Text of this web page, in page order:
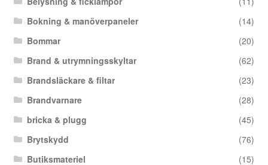
Bokning & manöverpaneler
(14)
Bommar
(20)
Brand & utrymningsskyltar
(62)
Brandsläckare & filtar
(23)
Brandvarnare
(28)
bricka & plugg
(45)
Brytskydd
(76)
Butiksmateriel
(15)